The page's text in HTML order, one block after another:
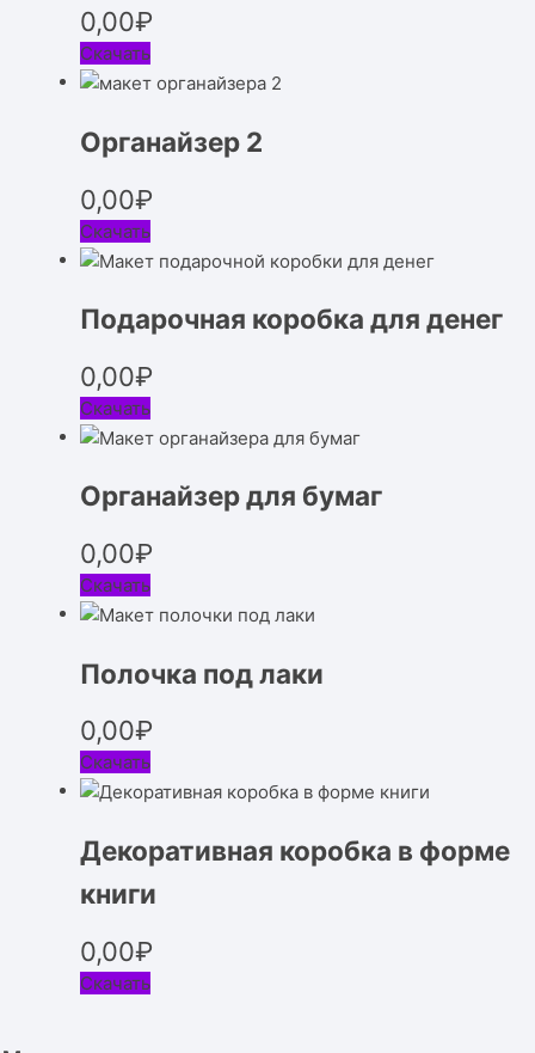
0,00₽
Скачать
Органайзер 2
0,00₽
Скачать
Подарочная коробка для денег
0,00₽
Скачать
Органайзер для бумаг
0,00₽
Скачать
Полочка под лаки
0,00₽
Скачать
Декоративная коробка в форме
книги
0,00₽
Скачать